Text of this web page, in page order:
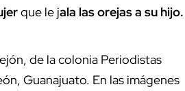
que le jala las orejas a su hijo.
de la colonia Periodistas
Guanajuato. En las imágenes